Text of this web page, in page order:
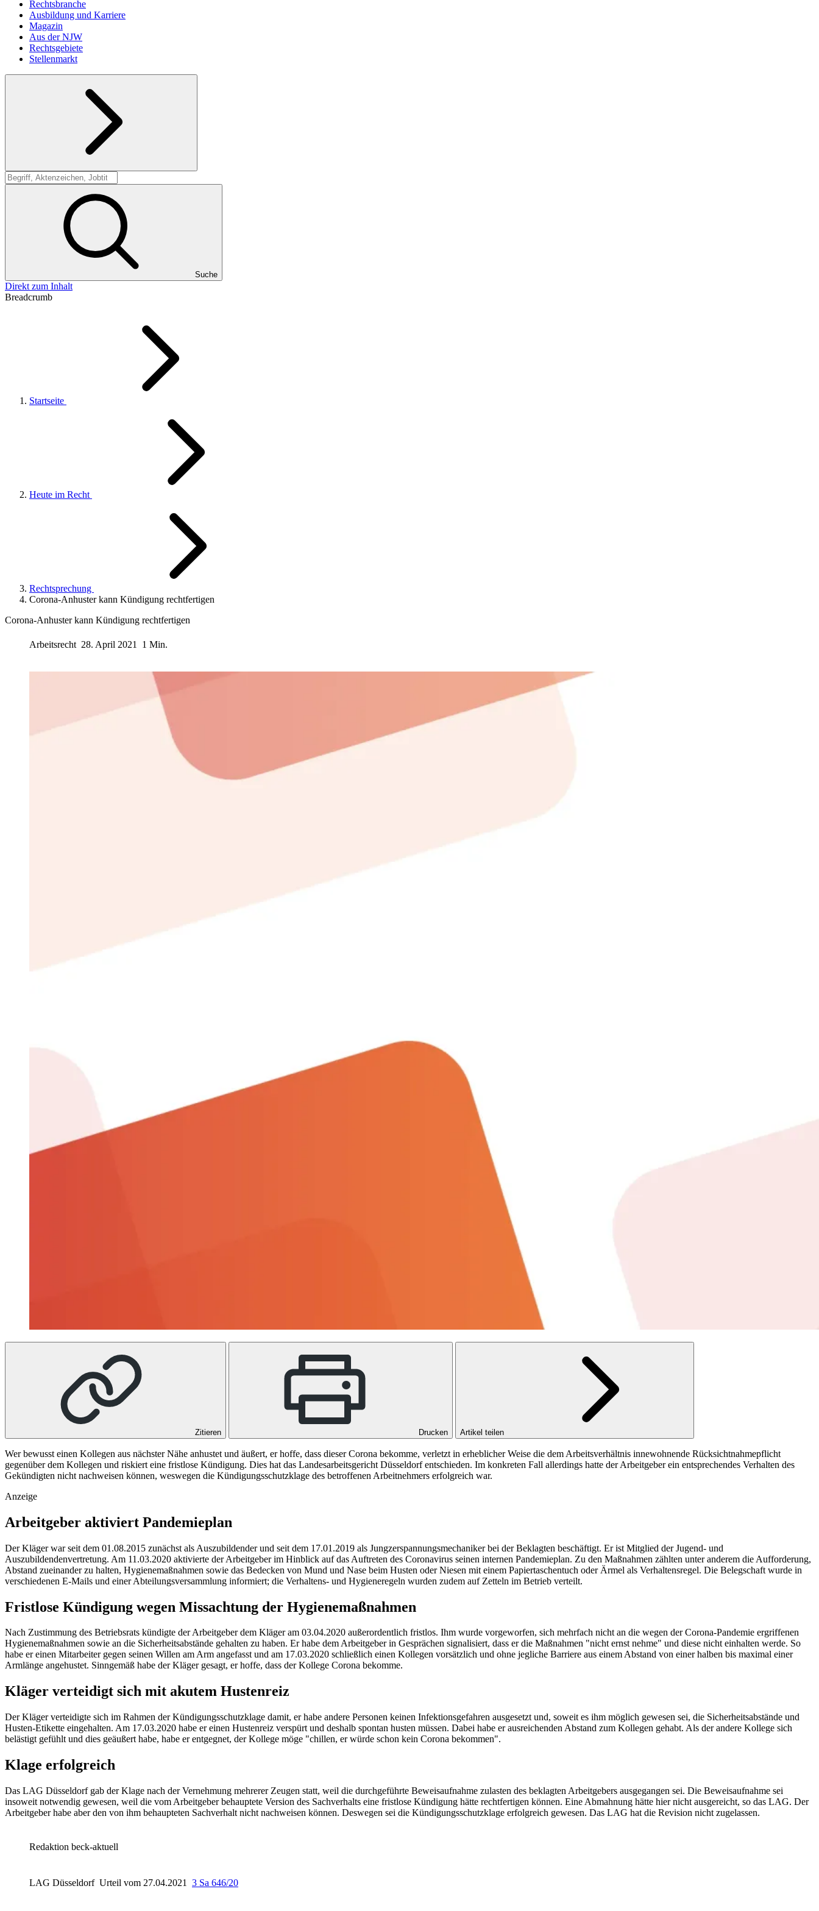
Rechtsbranche
Ausbildung und Karriere
Magazin
Aus der NJW
Rechtsgebiete
Stellenmarkt
Suche
Suche
Direkt zum Inhalt
Breadcrumb
Startseite
Heute im Recht
Rechtsprechung
Corona-Anhuster kann Kündigung rechtfertigen
Corona-Anhuster kann Kündigung rechtfertigen
Arbeitsrecht 28. April 2021 1 Min.
Zitieren Drucken Artikel teilen
Wer bewusst einen Kollegen aus nächster Nähe anhustet und äußert, er hoffe, dass dieser Corona bekomme, verletzt in erheblicher Weise die dem Arbeitsverhältnis innewohnende Rücksichtnahmepflicht
gegenüber dem Kollegen und riskiert eine fristlose Kündigung. Dies hat das Landesarbeitsgericht Düsseldorf entschieden. Im konkreten Fall allerdings hatte der Arbeitgeber ein entsprechendes Verhalten des
Gekündigten nicht nachweisen können, weswegen die Kündigungsschutzklage des betroffenen Arbeitnehmers erfolgreich war.
Anzeige
Arbeitgeber aktiviert Pandemieplan
Der Kläger war seit dem 01.08.2015 zunächst als Auszubildender und seit dem 17.01.2019 als Jungzerspannungsmechaniker bei der Beklagten beschäftigt. Er ist Mitglied der Jugend- und
Auszubildendenvertretung. Am 11.03.2020 aktivierte der Arbeitgeber im Hinblick auf das Auftreten des Coronavirus seinen internen Pandemieplan. Zu den Maßnahmen zählten unter anderem die Aufforderung,
Abstand zueinander zu halten, Hygienemaßnahmen sowie das Bedecken von Mund und Nase beim Husten oder Niesen mit einem Papiertaschentuch oder Ärmel als Verhaltensregel. Die Belegschaft wurde in
verschiedenen E-Mails und einer Abteilungsversammlung informiert; die Verhaltens- und Hygieneregeln wurden zudem auf Zetteln im Betrieb verteilt.
Fristlose Kündigung wegen Missachtung der Hygienemaßnahmen
Nach Zustimmung des Betriebsrats kündigte der Arbeitgeber dem Kläger am 03.04.2020 außerordentlich fristlos. Ihm wurde vorgeworfen, sich mehrfach nicht an die wegen der Corona-Pandemie ergriffenen
Hygienemaßnahmen sowie an die Sicherheitsabstände gehalten zu haben. Er habe dem Arbeitgeber in Gesprächen signalisiert, dass er die Maßnahmen "nicht ernst nehme" und diese nicht einhalten werde. So
habe er einen Mitarbeiter gegen seinen Willen am Arm angefasst und am 17.03.2020 schließlich einen Kollegen vorsätzlich und ohne jegliche Barriere aus einem Abstand von einer halben bis maximal einer
Armlänge angehustet. Sinngemäß habe der Kläger gesagt, er hoffe, dass der Kollege Corona bekomme.
Kläger verteidigt sich mit akutem Hustenreiz
Der Kläger verteidigte sich im Rahmen der Kündigungsschutzklage damit, er habe andere Personen keinen Infektionsgefahren ausgesetzt und, soweit es ihm möglich gewesen sei, die Sicherheitsabstände und
Husten-Etikette eingehalten. Am 17.03.2020 habe er einen Hustenreiz verspürt und deshalb spontan husten müssen. Dabei habe er ausreichenden Abstand zum Kollegen gehabt. Als der andere Kollege sich
belästigt gefühlt und dies geäußert habe, habe er entgegnet, der Kollege möge "chillen, er würde schon kein Corona bekommen".
Klage erfolgreich
Das LAG Düsseldorf gab der Klage nach der Vernehmung mehrerer Zeugen statt, weil die durchgeführte Beweisaufnahme zulasten des beklagten Arbeitgebers ausgegangen sei. Die Beweisaufnahme sei
insoweit notwendig gewesen, weil die vom Arbeitgeber behauptete Version des Sachverhalts eine fristlose Kündigung hätte rechtfertigen können. Eine Abmahnung hätte hier nicht ausgereicht, so das LAG. Der
Arbeitgeber habe aber den von ihm behaupteten Sachverhalt nicht nachweisen können. Deswegen sei die Kündigungsschutzklage erfolgreich gewesen. Das LAG hat die Revision nicht zugelassen.
Redaktion beck-aktuell
LAG Düsseldorf Urteil vom 27.04.2021 3 Sa 646/20